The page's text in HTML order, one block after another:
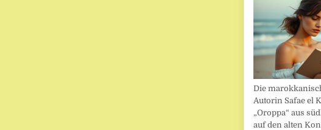
Die
Autorin Safae el
„Oroppa“ aus
auf den alten